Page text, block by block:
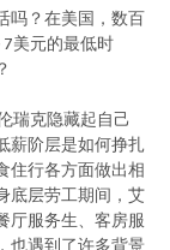
吗？在美国，数百
美元的最低时
瑞克隐藏起自己
薪阶层是如何挣扎
住行各方面做出相
底层劳工期间，艾
厅服务生、客房服
也遇到了许多背景